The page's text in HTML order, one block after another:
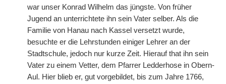
war unser Konrad Wilhelm das jüngste. Von früher
Jugend an unterrichtete ihn sein Vater selber. Als die
Familie von Hanau nach Kassel versetzt wurde,
besuchte er die Lehrstunden einiger Lehrer an der
Stadtschule, jedoch nur kurze Zeit. Hierauf that ihn sein
Vater zu einem Vetter, dem Pfarrer Ledderhose in Obern-
Aul. Hier blieb er, gut vorgebildet, bis zum Jahre 1766,